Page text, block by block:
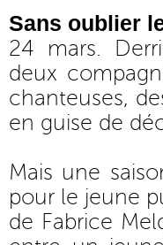
Sans oublier
24 mars.
deux
chanteuses,
en guise de
Mais une
pour le jeune
de Fabrice